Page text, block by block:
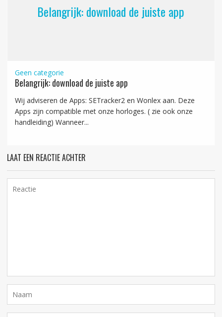
Belangrijk: download de juiste app
Geen categorie
Belangrijk: download de juiste app
Wij adviseren de Apps: SETracker2 en Wonlex aan. Deze
Apps zijn compatible met onze horloges. ( zie ook onze
handleiding) Wanneer...
LAAT EEN REACTIE ACHTER